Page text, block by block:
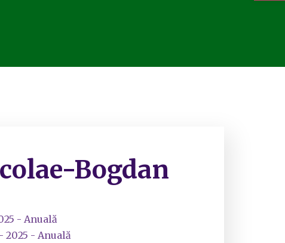
Bogdan
- Anuală
- 2025 - Anuală